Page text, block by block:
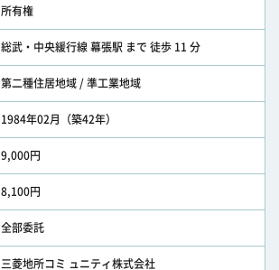
所有権
総武・中央緩行線 幕張駅 まで 徒歩 11 分
第二種住居地域 / 準工業地域
1984年02月（築42年）
9,000円
8,100円
全部委託
三菱地所コミ ュニティ株式会社